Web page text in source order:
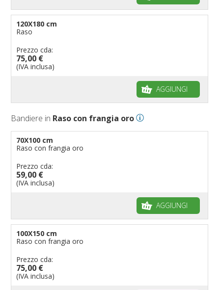
120X180 cm
Raso
Prezzo cda:
75,00 €
(IVA inclusa)
AGGIUNGI
Bandiere in Raso con frangia oro
70X100 cm
Raso con frangia oro
Prezzo cda:
59,00 €
(IVA inclusa)
AGGIUNGI
100X150 cm
Raso con frangia oro
Prezzo cda:
75,00 €
(IVA inclusa)